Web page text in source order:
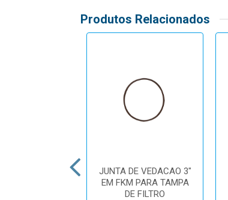
Produtos Relacionados
JUNTA DE VEDACAO 3"
EM FKM PARA TAMPA
DE FILTRO